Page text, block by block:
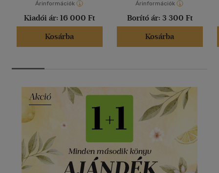
Árinformációk
Kiadói ár: 16 000 Ft
Kosárba
Árinformációk
Borító ár: 3 300 Ft
Kosárba